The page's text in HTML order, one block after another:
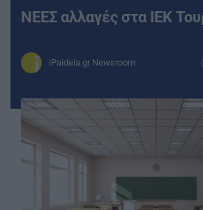
ΝΕΕΣ αλλαγές στα ΙΕΚ
iPaideia.gr Newsroom